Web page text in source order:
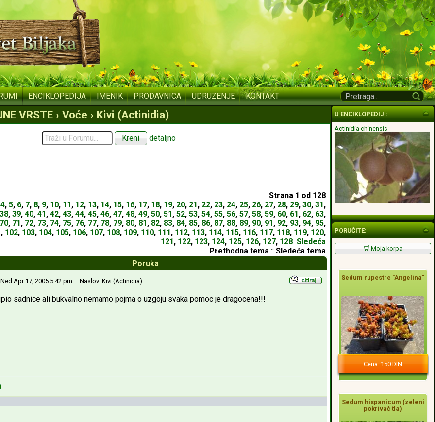
ENCIKLOPEDIJA IMENIK PRODAVNICA UDRUZENJE KONTAKT
VRSTE › Voće › Kivi (Actinidia)
detaljno
Strana 1 od 128
4, 5, 6, 7, 8, 9, 10, 11 , 12, 13, 14, 15, 16, 17, 18, 19, 20, 21 , 22, 23, 24, 25, 26, 27, 28, 29, 30, 31 ,
38, 39, 40, 41 , 42, 43, 44, 45, 46, 47, 48, 49, 50, 51 , 52, 53, 54, 55, 56, 57, 58, 59, 60, 61 , 62, 63,
70, 71 , 72, 73, 74, 75, 76, 77, 78, 79, 80, 81 , 82, 83, 84, 85, 86, 87, 88, 89, 90, 91 , 92, 93, 94, 95,
, 102, 103, 104, 105, 106, 107, 108, 109, 110, 111 , 112, 113, 114, 115, 116, 117, 118, 119, 120,
121 , 122, 123, 124, 125, 126, 127, 128 Sledeća
Prethodna tema :: Sledeća tema
Poruka
Apr 17, 2005 5:42 pm Naslov: Kivi (Actinidia)
sadnice ali bukvalno nemamo pojma o uzgoju svaka pomoc je dragocena!!!
U ENCIKLOPEDIJI:
Actinidia chinensis
PORUČITE:
Moja korpa
Sedum rupestre "Angelina"
Cena: 150 DIN
Sedum hispanicum (zeleni
pokrivač tla)